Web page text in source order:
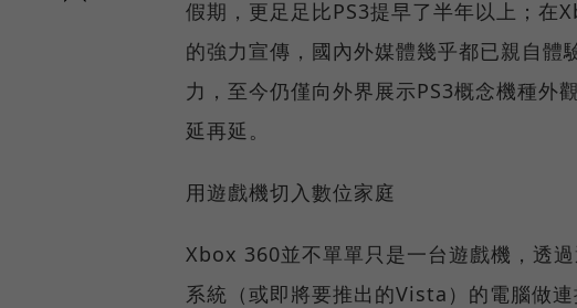
假期，更足足比PS3提早了半年以上；在
的強力宣傳，國內外媒體幾乎都已親自體
力，至今仍僅向外界展示PS3概念機種外
延再延。
用遊戲機切入數位家庭
Xbox 360並不單單只是一台遊戲機，透
系統（或即將要推出的Vista）的電腦做